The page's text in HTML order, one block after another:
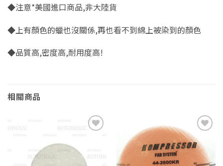
◆注意*美國進口商品,非大陸貨
◆上有顏色的蠟也沒關係,再也看不到綿上被染到的顏色
◆品質高,密度高,耐用度高!
相關商品
Add to
wishlist